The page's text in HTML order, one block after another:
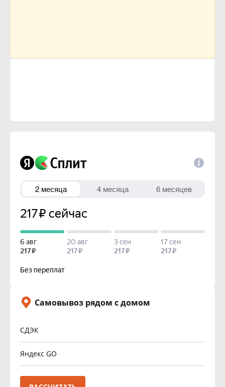
Самовывоз рядом с домом
СДЭК
Яндекс GO